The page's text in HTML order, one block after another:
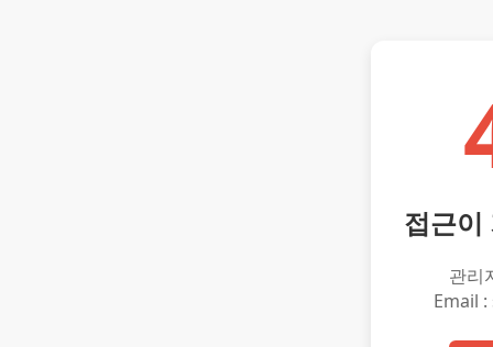
접근이
관리
Email